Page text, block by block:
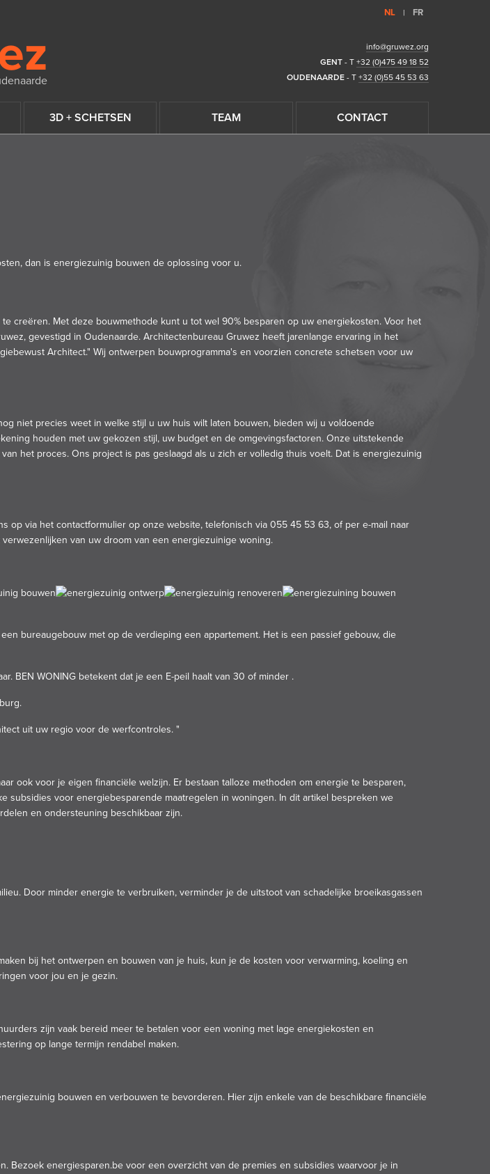
NL | FR
info@gruwez.org
GENT - T +32 (0)475 49 18 52
OUDENAARDE - T +32 (0)55 45 53 63
3D + SCHETSEN TEAM CONTACT
dan is energiezuinig bouwen de oplossing voor u.
creëren. Met deze bouwmethode kunt u tot wel 90% besparen op uw energiekosten. Voor het
gevestigd in Oudenaarde. Architectenbureau Gruwez heeft jarenlange ervaring in het
Architect." Wij ontwerpen bouwprogramma's en voorzien concrete schetsen voor uw
niet precies weet in welke stijl u uw huis wilt laten bouwen, bieden wij u voldoende
houden met uw gekozen stijl, uw budget en de omgevingsfactoren. Onze uitstekende
het proces. Ons project is pas geslaagd als u zich er volledig thuis voelt. Dat is energiezuinig
via het contactformulier op onze website, telefonisch via 055 45 53 63, of per e-mail naar
van uw droom van een energiezuinige woning.
bureaugebouw met op de verdieping een appartement. Het is een passief gebouw, die
BEN WONING betekent dat je een E-peil haalt van 30 of minder .
uit uw regio voor de werfcontroles. "
ook voor je eigen financiële welzijn. Er bestaan talloze methoden om energie te besparen,
subsidies voor energiebesparende maatregelen in woningen. In dit artikel bespreken we
en ondersteuning beschikbaar zijn.
Door minder energie te verbruiken, verminder je de uitstoot van schadelijke broeikasgassen
bij het ontwerpen en bouwen van je huis, kun je de kosten voor verwarming, koeling en
voor jou en je gezin.
zijn vaak bereid meer te betalen voor een woning met lage energiekosten en
op lange termijn rendabel maken.
bouwen en verbouwen te bevorderen. Hier zijn enkele van de beschikbare financiële
energiesparen.be voor een overzicht van de premies en subsidies waarvoor je in